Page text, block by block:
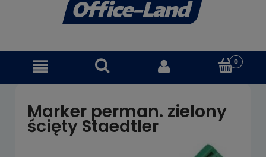
Marker perman. zielony
ścięty Staedtler